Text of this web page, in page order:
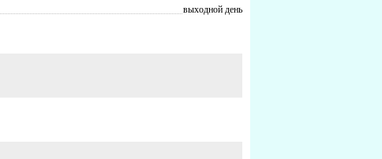
выходной день